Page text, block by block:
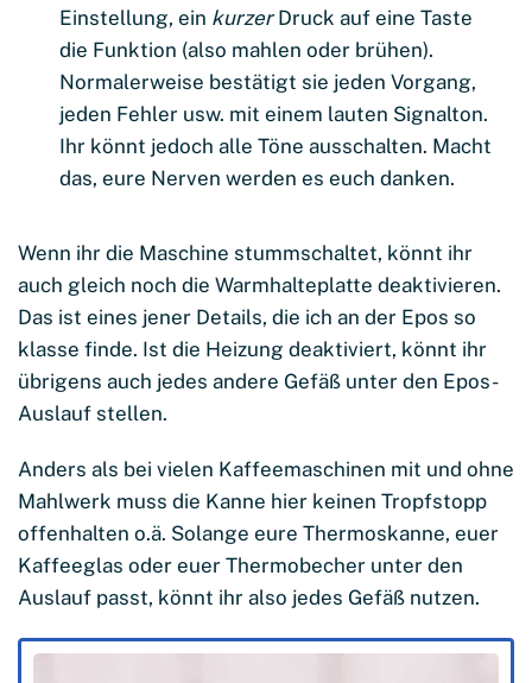
Einstellung, ein kurzerDruck auf eine Taste
die Funktion (also mahlen oder brühen).
Normalerweise bestätigt sie jeden Vorgang,
jeden Fehler usw. mit einem lauten Signalton.
Ihr könnt jedoch alle Töne ausschalten. Macht
das, eure Nerven werden es euch danken.
Wenn ihr die Maschine stummschaltet, könnt ihr
auch gleich noch die Warmhalteplatte deaktivieren.
Das ist eines jener Details, die ich an der Epos so
klasse finde. Ist die Heizung deaktiviert, könnt ihr
übrigens auch jedes andere Gefäß unter den Epos-
Auslauf stellen.
Anders als bei vielen Kaffeemaschinen mit und ohne
Mahlwerk muss die Kanne hier keinen Tropfstopp
offenhalten o.ä. Solange eure Thermoskanne, euer
Kaffeeglas oder euer Thermobecher unter den
Auslauf passt, könnt ihr also jedes Gefäß nutzen.